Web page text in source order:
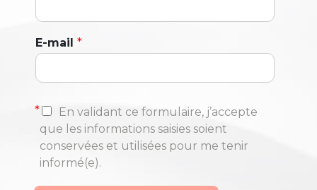
E-mail *
*
En validant ce formulaire, j’accepte
que les informations saisies soient
conservées et utilisées pour me tenir
informé(e).